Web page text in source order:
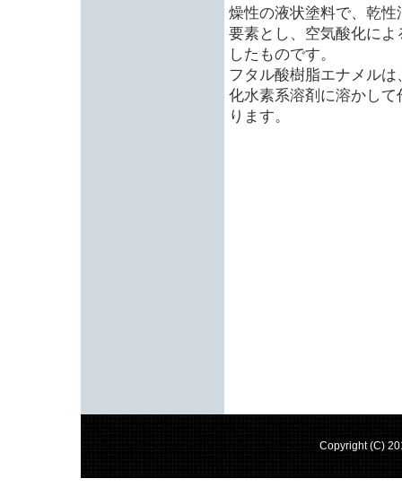
燥性の液状塗料で、乾
要素とし、空気酸化に
したものです。
フタル酸樹脂エナメル
化水素系溶剤に溶かし
ります。
Copyright (C)